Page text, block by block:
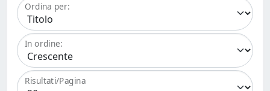
Ordina per:
In ordine:
Risultati/Pagina